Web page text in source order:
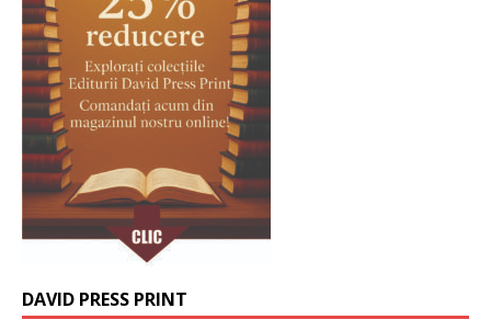
DAVID PRESS PRINT